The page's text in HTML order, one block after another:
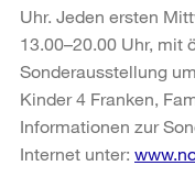
Uhr. Jeden ersten
13.00–20.00 Uhr, mit
Sonderausstellung
Kinder 4 Franken,
Informationen zur
Internet unter: